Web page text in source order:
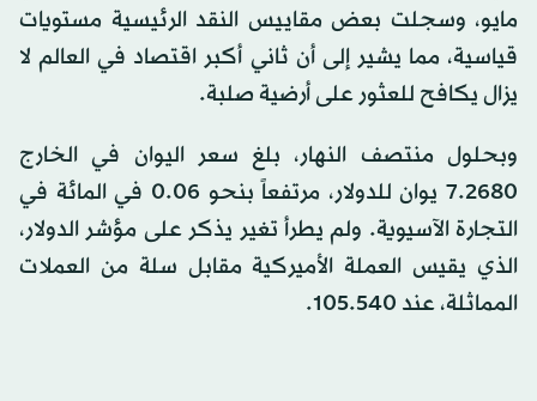
مايو، وسجلت بعض مقاييس النقد الرئيسية مستويات
قياسية، مما يشير إلى أن ثاني أكبر اقتصاد في العالم لا
يزال يكافح للعثور على أرضية صلبة.
وبحلول منتصف النهار، بلغ سعر اليوان في الخارج
7.2680 يوان للدولار، مرتفعاً بنحو 0.06 في المائة في
التجارة الآسيوية. ولم يطرأ تغير يذكر على مؤشر الدولار،
الذي يقيس العملة الأميركية مقابل سلة من العملات
المماثلة، عند 105.540.